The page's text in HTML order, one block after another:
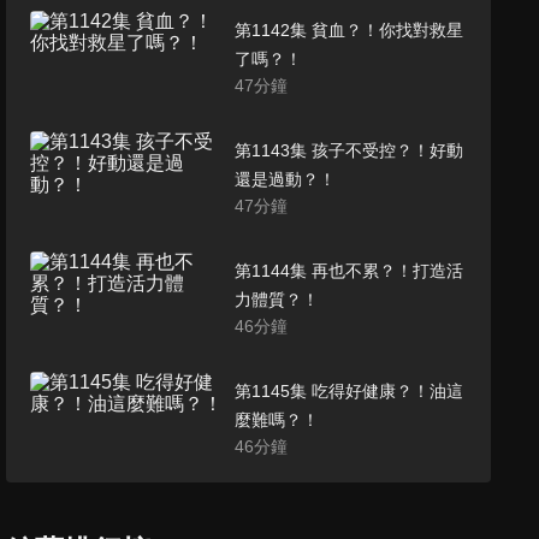
第1142集 貧血？！你找對救星
了嗎？！
47分鐘
第1143集 孩子不受控？！好動
還是過動？！
47分鐘
第1144集 再也不累？！打造活
力體質？！
46分鐘
第1145集 吃得好健康？！油這
麼難嗎？！
46分鐘